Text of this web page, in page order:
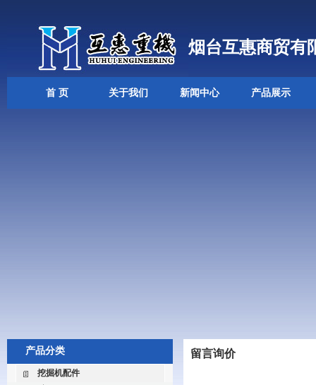
烟台互惠商贸有
首 页 关于我们 新闻中心 产品展示
产品分类
挖掘机配件
留言询价